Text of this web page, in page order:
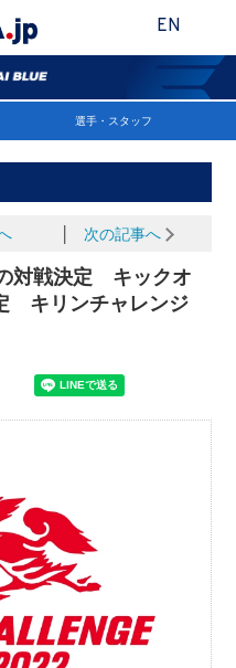
EN
選手・スタッフ
次の記事へ
対戦決定 キックオ
キリンチャレンジ